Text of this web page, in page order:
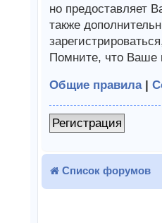
но предоставляет
также
Помните, что Ваше
Общие правила|
Регистрация
Список форумов